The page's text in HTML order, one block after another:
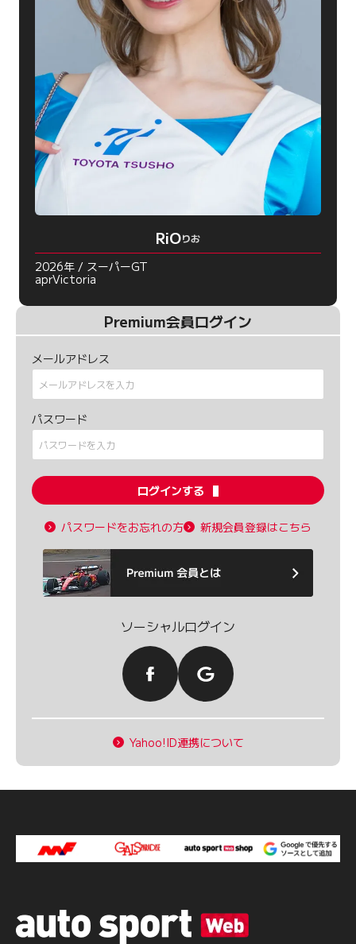
RiOりお
2026年 / スーパーGT
aprVictoria
Premium会員ログイン
メールアドレス
パスワード
ログインする
パスワードをお忘れの方 新規会員登録はこちら
ソーシャルログイン
Yahoo!ID連携について